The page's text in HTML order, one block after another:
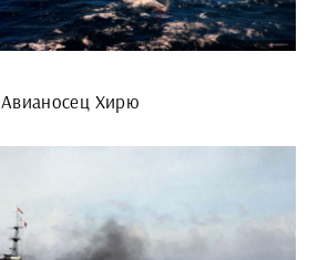
Авианосец Хирю